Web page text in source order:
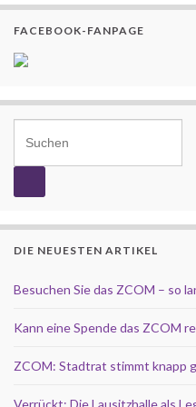
FACEBOOK-FANPAGE
DIE NEUESTEN ARTIKEL
Besuchen Sie das ZCOM – so
Kann eine Spende das ZCOM
ZCOM: Stadtrat stimmt knapp
Verrückt: Die Lausitzhalle als